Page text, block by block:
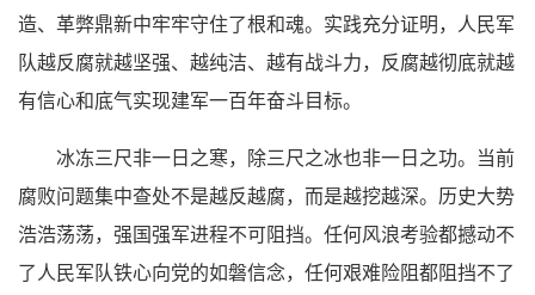
造、革弊鼎新中牢牢守住了根和魂。实践充分证明，人民军
队越反腐就越坚强、越纯洁、越有战斗力，反腐越彻底就越
有信心和底气实现建军一百年奋斗目标。
冰冻三尺非一日之寒，除三尺之冰也非一日之功。当前
腐败问题集中查处不是越反越腐，而是越挖越深。历史大势
浩浩荡荡，强国强军进程不可阻挡。任何风浪考验都撼动不
了人民军队铁心向党的如磐信念，任何艰难险阻都阻挡不了